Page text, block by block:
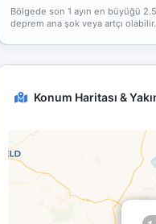
Bölgede son 1 ayın en büyüğü
deprem ana şok veya artçı olabilir.
Konum Haritası &